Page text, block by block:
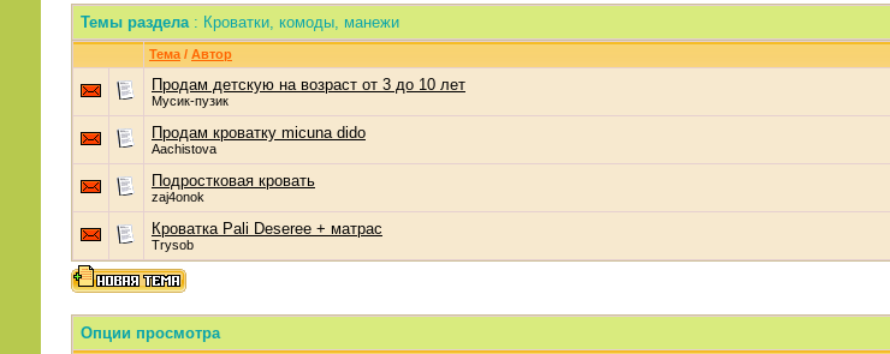
Темы раздела: Кроватки, комоды, манежи
Тема/ Автор
Продам детскую на возраст от 3 до 10 лет
Мусик-пузик
Продам кроватку micuna dido
Aachistova
Подростковая кровать
zaj4onok
Кроватка Pali Deseree + матрас
Trysob
Опции просмотра